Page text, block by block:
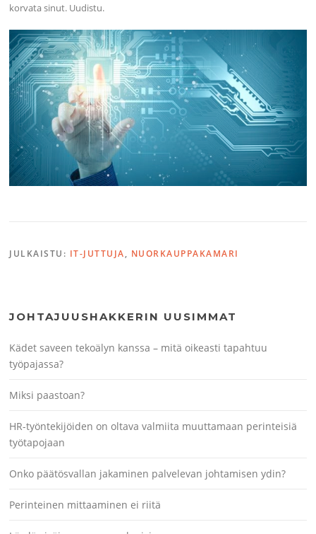
korvata sinut. Uudistu.
JULKAISTU: IT-JUTTUJA, NUORKAUPPAKAMARI
JOHTAJUUSHAKKERIN UUSIMMAT
Kädet saveen tekoälyn kanssa – mitä oikeasti tapahtuu
työpajassa?
Miksi paastoan?
HR-työntekijöiden on oltava valmiita muuttamaan perinteisiä
työtapojaan
Onko päätösvallan jakaminen palvelevan johtamisen ydin?
Perinteinen mittaaminen ei riitä